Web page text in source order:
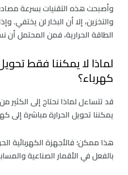
وأصبحت هذه التقنيات بسرعة
والتخزين، إلا أن البخار لن يختفي.
الطاقة الحرارية، فمن المحتمل أن
لماذا لا يمكننا فقط
كهرباء؟
قد تتساءل لماذا نحتاج إلى الكثير
يمكننا تحويل الحرارة مباشرة إلى
هذا ممكن؛ فالأجهزة الكهربائية
بالفعل في الأقمار الصناعية